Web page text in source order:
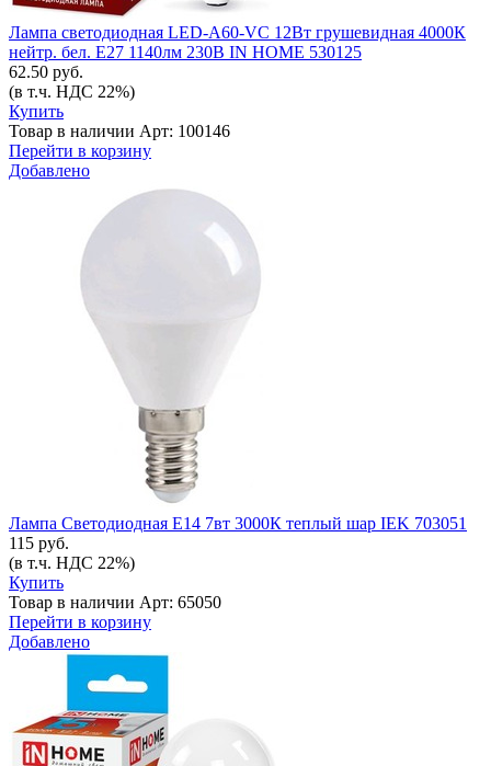
Лампа светодиодная LED-A60-VC 12Вт грушевидная 4000К
нейтр. бел. E27 1140лм 230В IN HOME 530125
62.50 руб.
(в т.ч. НДС 22%)
Купить
Товар в наличии Арт: 100146
Перейти в корзину
Добавлено
Лампа Светодиодная Е14 7вт 3000К теплый шар IEK 703051
115 руб.
(в т.ч. НДС 22%)
Купить
Товар в наличии Арт: 65050
Перейти в корзину
Добавлено